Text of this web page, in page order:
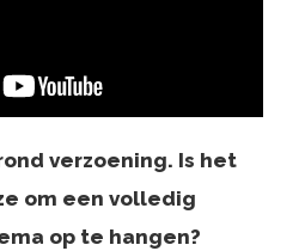
verzoening. Is het
om een volledig
op te hangen?